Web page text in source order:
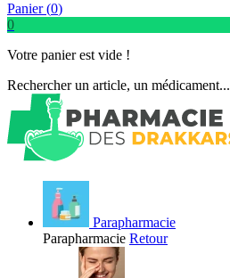
Panier (0)
0
Votre panier est vide !
Rechercher un article, un médicament...
Parapharmacie
Parapharmacie Retour